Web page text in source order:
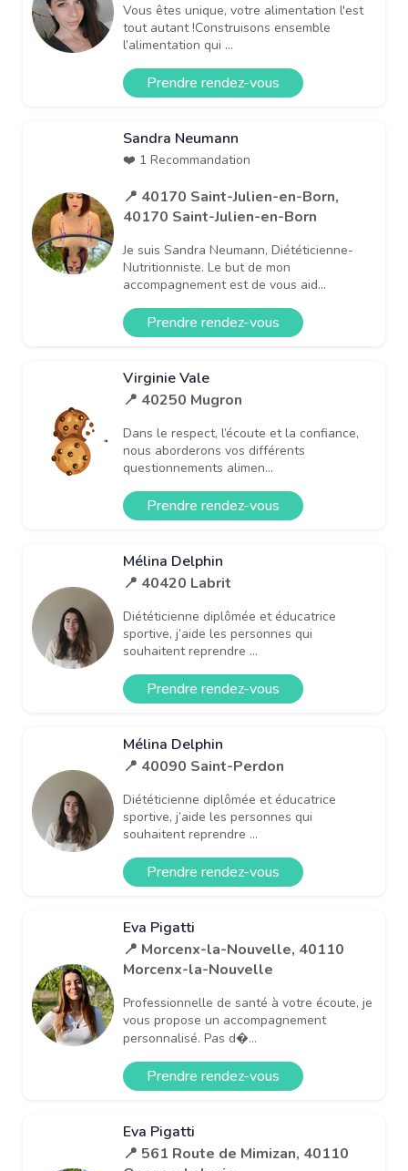
Vous êtes unique, votre alimentation l'est
tout autant !Construisons ensemble
l’alimentation qui ...
Prendre rendez-vous
Sandra Neumann
❤️ 1 Recommandation
📍 40170 Saint-Julien-en-Born,
40170 Saint-Julien-en-Born
Je suis Sandra Neumann, Diététicienne-
Nutritionniste. Le but de mon
accompagnement est de vous aid...
Prendre rendez-vous
Virginie Vale
📍 40250 Mugron
Dans le respect, l’écoute et la confiance,
nous aborderons vos différents
questionnements alimen...
Prendre rendez-vous
Mélina Delphin
📍 40420 Labrit
Diététicienne diplômée et éducatrice
sportive, j’aide les personnes qui
souhaitent reprendre ...
Prendre rendez-vous
Mélina Delphin
📍 40090 Saint-Perdon
Diététicienne diplômée et éducatrice
sportive, j’aide les personnes qui
souhaitent reprendre ...
Prendre rendez-vous
Eva Pigatti
📍 Morcenx-la-Nouvelle, 40110
Morcenx-la-Nouvelle
Professionnelle de santé à votre écoute, je
vous propose un accompagnement
personnalisé. Pas d�...
Prendre rendez-vous
Eva Pigatti
📍 561 Route de Mimizan, 40110